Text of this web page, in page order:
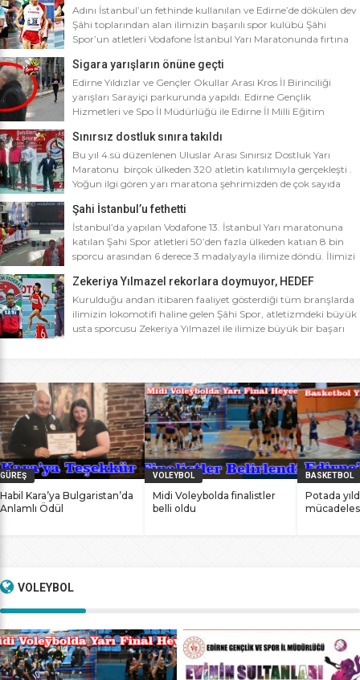
Adını İstanbul’un fethinde kullanılan ve Edirne’de dökülen dev
Şâhi toplarından alan ilimizin başarılı spor kulübü Şâhi
Spor’un atletleri Vodafone İstanbul Yarı Maratonunda fırtına
Vodafone İstanbul Yarı Maratonu’na ilimizden Şâhi Spor 5
sporcusuyla katıldı. Vodafone İstanbul Yarı Maratonu 10 bin
metre yarışına toplamda 4 bin […]
Sigara yarışların önüne geçti
Edirne Yıldızlar ve Gençler Okullar Arası Kros İl Birinciliği
yarışları Sarayiçi parkurunda yapıldı. Edirne Gençlik
Hizmetleri ve Spo İl Müdürlüğü ile Edirne İl Milli Eğitim
Birinciliği yarışları Sarayiçi parkurunda yapıldı. Oldukça soğuk
ve yağmurlu bir havada düzenlenen yarışlara katılımın
yoğun olması atletizm adına sevindirici bulunurken Atletizm
Federasyonu İl […]
Sınırsız dostluk sınıra takıldı
Bu yıl 4.sü düzenlenen Uluslar Arası Sınırsız Dostluk Yarı
Maratonu birçok ülkeden 320 atletin katılımıyla gerçekleşti .
Yoğun ilgi gören yarı maratona şehrimizden de çok sayıda
Ali Soydan tarafından yeni kurulmasına rağmen bir çok
branşta başarıdan başarıya koşan Edirne Al Kan Spor Kulübü
de […]
Şahi İstanbul’u fethetti
İstanbul’da yapılan Vodafone 13. İstanbul Yarı maratonuna
katılan Şahi Spor atletleri 50’den fazla ülkeden katıan 8 bin
sporcu arasından 6 derece 3 madalyayla ilimize döndü. İlimizi
spor, başarılarına bir yensini ekledi. İstanbul’da yapılan ve
50’yi aşkın ülkeden 8 bin sporcunun katıldığı Vodafone 13.
İstanbul Yarı Maratonuna katılan […]
Zekeriya Yılmazel rekorlara doymuyor, HEDEF
OLİMPİYAT ŞAMPİYONLUĞU
Kurulduğu andan itibaren faaliyet gösterdiği tüm branşlarda
ilimizin lokomotifi haline gelen Şâhi Spor, atletizmdeki büyük
usta sporcusu Zekeriya Yılmazel ile ilimize büyük bir başarı
başarılarına yenilerini ekledi. İstanbul Ataköy’de 11-12 Mart
2017 tarihlerinde düzenlenen Masterlar […]
GÜREŞ
Habil Kara’ya Bulgaristan’da
Anlamlı Ödül
VOLEYBOL
Midi Voleybolda finalistler
belli oldu
BASKETBOL
Potada
VOLEYBOL